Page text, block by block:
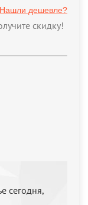
Нашли дешевле?
скидку!
сегодня,